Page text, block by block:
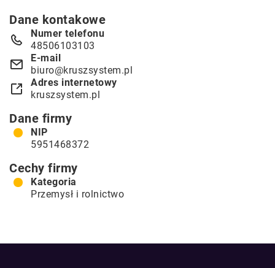
Dane kontakowe
Numer telefonu
48506103103
E-mail
biuro@kruszsystem.pl
Adres internetowy
kruszsystem.pl
Dane firmy
NIP
5951468372
Cechy firmy
Kategoria
Przemysł i rolnictwo